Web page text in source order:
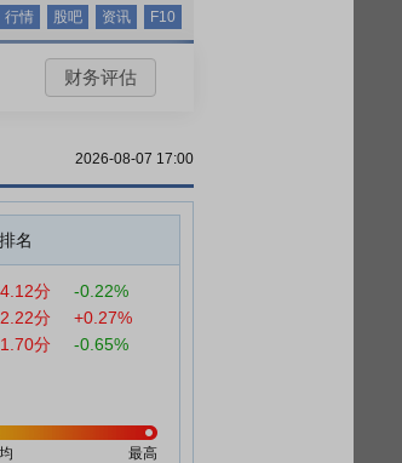
行情 股吧 资讯 F10
财务评估
2026-08-07 17:00
名
分
-0.22%
分
+0.27%
分 -0.65%
最高